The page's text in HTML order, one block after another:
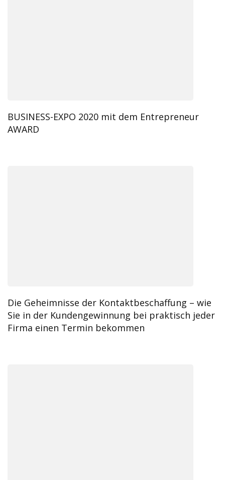
BUSINESS-EXPO 2020 mit dem Entrepreneur
AWARD
Die Geheimnisse der Kontaktbeschaffung – wie
Sie in der Kundengewinnung bei praktisch jeder
Firma einen Termin bekommen